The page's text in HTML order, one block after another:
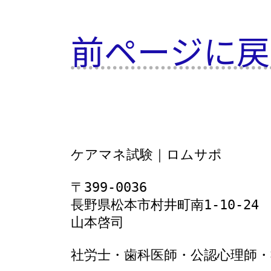
前ページに
ケアマネ試験｜ロムサポ
〒399-0036
長野県松本市村井町南1‐10‐24
山本啓司
社労士・歯科医師・公認心理師